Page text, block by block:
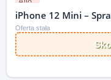
iPhone 12 Mini –
Oferta stała